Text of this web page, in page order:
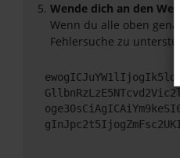
Wende dich an den
Wenn du alle oben
Fehlersuche zu